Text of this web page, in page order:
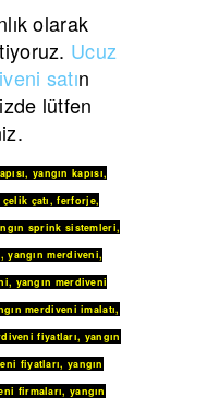
olarak
Ucuz
satın
lütfen
, yangın kapısı,
çelik çatı,ferforje,
sprink sistemleri,
,yangın merdiveni,
, yangın merdiveni
merdiveni imalatı,
fiyatları, yangın
fiyatları, yangın
firmaları, yangın